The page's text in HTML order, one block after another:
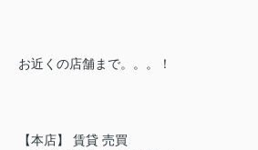
お近くの店舗まで。。。！
【本店】 賃貸 売買